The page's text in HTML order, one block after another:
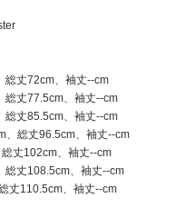
総丈72cm、袖丈--cm
総丈77.5cm、袖丈--cm
総丈85.5cm、袖丈--cm
、総丈96.5cm、袖丈--cm
丈102cm、袖丈--cm
総丈108.5cm、袖丈--cm
丈110.5cm、袖丈--cm